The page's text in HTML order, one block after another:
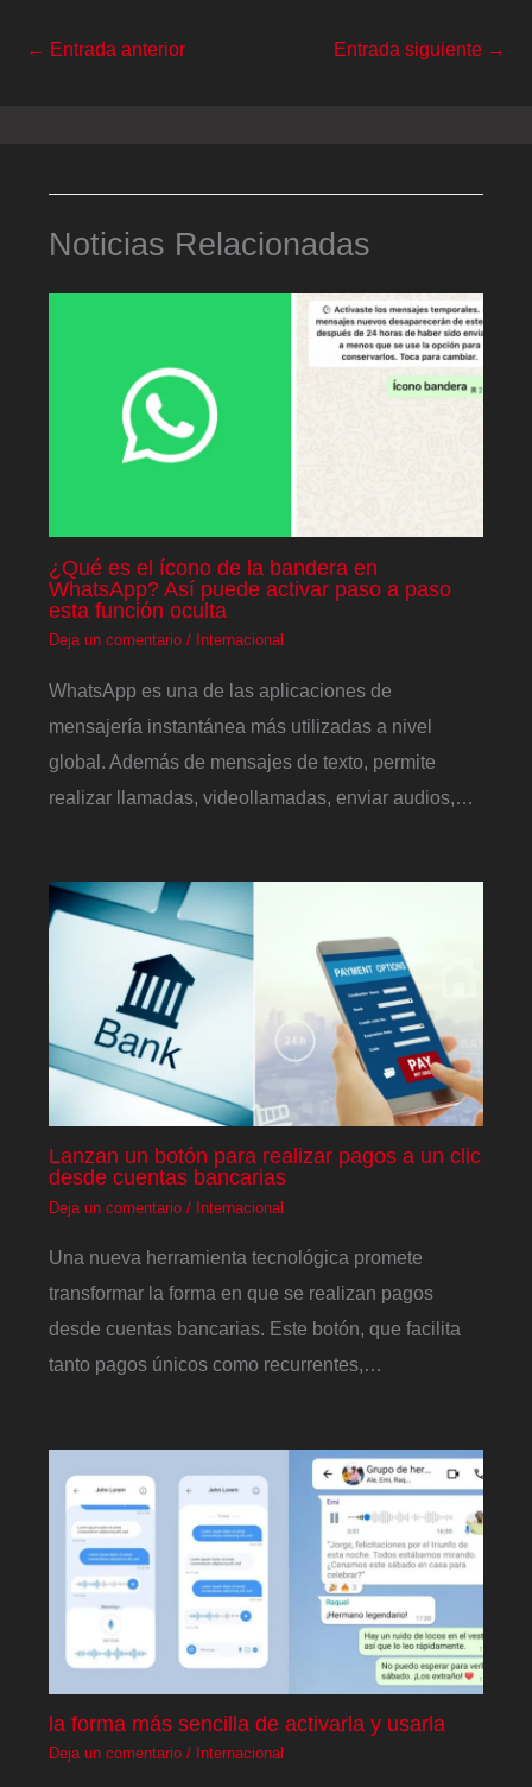
← Entrada anterior Entrada siguiente →
Noticias Relacionadas
¿Qué es el ícono de la bandera en
WhatsApp? Así puede activar paso a paso
esta función oculta
Deja un comentario / Internacional
WhatsApp es una de las aplicaciones de
mensajería instantánea más utilizadas a nivel
global. Además de mensajes de texto, permite
realizar llamadas, videollamadas, enviar audios,…
Lanzan un botón para realizar pagos a un clic
desde cuentas bancarias
Deja un comentario / Internacional
Una nueva herramienta tecnológica promete
transformar la forma en que se realizan pagos
desde cuentas bancarias. Este botón, que facilita
tanto pagos únicos como recurrentes,…
la forma más sencilla de activarla y usarla
Deja un comentario / Internacional